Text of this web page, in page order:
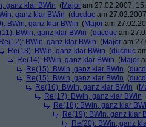
ganz klar BWin (Major am 27.02.2007,
ganz klar BWin (ducduc am
BWin, ganz klar BWin (Major am
BWin, ganz klar BWin (ducduc am
Re(12): BWin, ganz klar BWin (Major am
Re(13): BWin, ganz klar BWin (ducduc
Re(14): BWin, ganz klar BWin (Major
Re(15): BWin, ganz klar BWin (
Re(15): BWin, ganz klar BWin (
Re(16): BWin, ganz klar BWin (
Re(17): BWin, ganz klar BWin
Re(18): BWin, ganz klar
Re(19): BWin, ganz klar
Re(20): BWin, ganz